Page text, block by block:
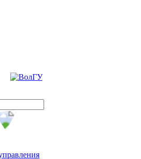
Пожалуйста